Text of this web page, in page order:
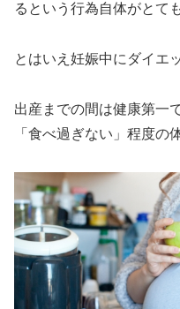
るという行為自体がとて
とはいえ妊娠中にダイエ
出産までの間は健康第一
「食べ過ぎない」程度の